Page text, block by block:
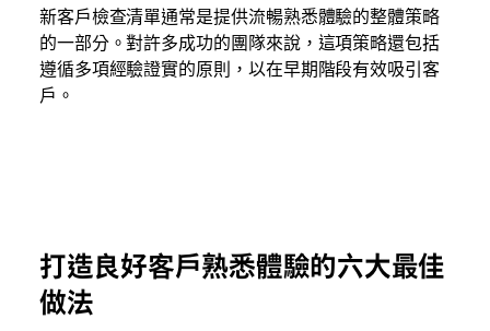
新客戶檢查清單通常是提供流暢熟悉體驗的整體策略
的一部分。對許多成功的團隊來說，這項策略還包括
遵循多項經驗證實的原則，以在早期階段有效吸引客
戶。
打造良好客戶熟悉體驗的六大最佳
做法